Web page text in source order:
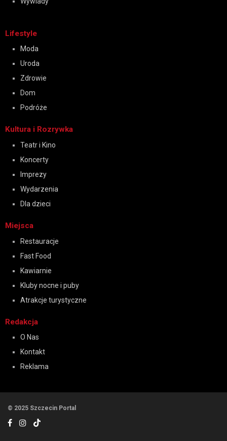
Lifestyle
Moda
Uroda
Zdrowie
Dom
Podróże
Kultura i Rozrywka
Teatr i Kino
Koncerty
Imprezy
Wydarzenia
Dla dzieci
Miejsca
Restauracje
Fast Food
Kawiarnie
Kluby nocne i puby
Atrakcje turystyczne
Redakcja
O Nas
Kontakt
Reklama
© 2025 Szczecin Portal